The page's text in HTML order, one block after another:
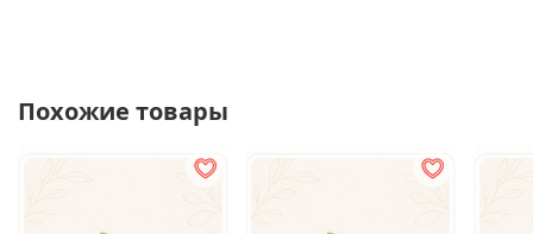
Похожие товары